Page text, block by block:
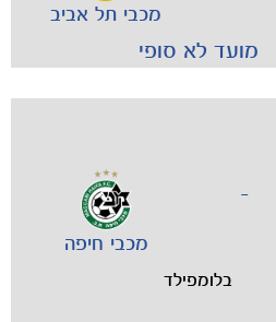
מכבי תל אביב
מועד לא סופי
-
מכבי חיפה
בלומפילד